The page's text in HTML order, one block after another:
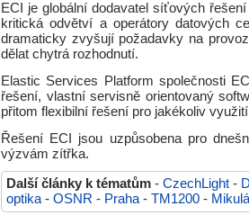
ECI je globální dodavatel síťových
kritická odvětví a operátory datových
dramaticky zvyšují požadavky na
dělat chytrá rozhodnutí.
Elastic Services Platform společnosti
řešení, vlastní servisně orientovaný
přitom flexibilní řešení pro jakékoliv
Řešení ECI jsou uzpůsobena pro
výzvám zítřka.
Další články k tématům - CzechLight -
optika - OSNR - Praha - TM1200 -